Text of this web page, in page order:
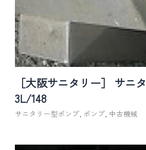
［大阪サニタリー］ サニ
3L/148
サニタリー型ポンプ, ポンプ, 中古機械